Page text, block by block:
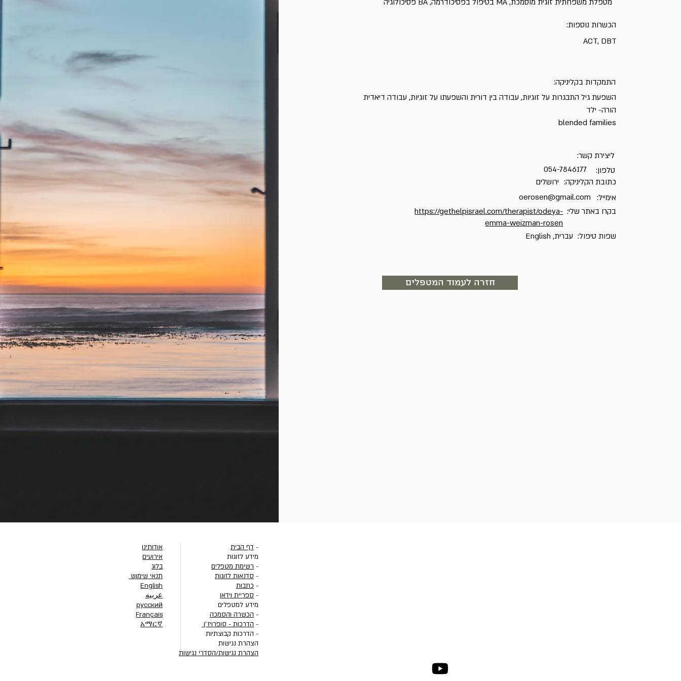
מטפלת משפחתית זוגית מוסמכת, MA בטיפול בפסיכודרמה, BA פסיכולוגיה
הכשרות נוספות:
ACT, DBT
התמקדות בקליניקה:
השפעת גיל התבגרות על זוגיות, עבודה בין דורית והשפעתו על זוגיות, עבודה דיאדית
הורה- ילד
blended families
ליצירת קשר:
054-7846177
טלפון:
ירושלים כתובת הקליניקה:
oerosen@gmail.com
אימייל:
https://gethelpisrael.com/therapist/odeya-
emma-weizman-rosen
בקרו באתר שלי:
עברית, English שפות טיפול:
חזרה לעמוד המטפלים
אודותינו
אירועים
בלוג
תנאי שימוש
English
عربيه
русский
Français
አማርኛ
- דף הבית
מידע לזוגות
- רשימת מטפלים
- סדנאות לזוגות
- כתבות
- ספריית וידאו
מידע למטפלים
- הכשרה והסמכה
- הדרכות - סופרויז׳ן
- הדרכות קבוצתיות
הצהרת נגישות
הצהרת נגישות/הסדרי נגישות